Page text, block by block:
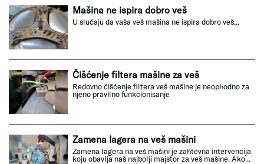
Mašina ne ispira dobro veš
U slučaju da vaša veš mašina ne ispira dobro veš,..
Čišćenje filtera mašine za veš
Redovno čišćenje filtera veš mašine je neophodno za
njeno pravilno funkcionisanje
Zamena lagera na veš mašini
Zamena lagera na veš mašini je zahtevna intervencija
koju obavlja naš najbolji majstor za veš mašine. Ako ..